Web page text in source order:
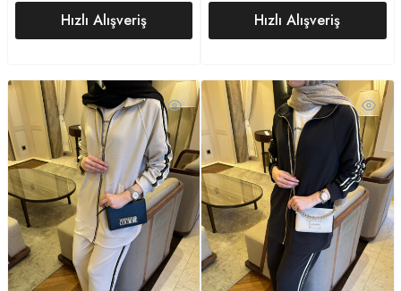
Hızlı Alışveriş Hızlı Alışveriş